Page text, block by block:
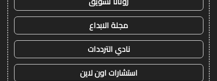
مجلة الابداع
نادي الترددات
استشارات اون لاين